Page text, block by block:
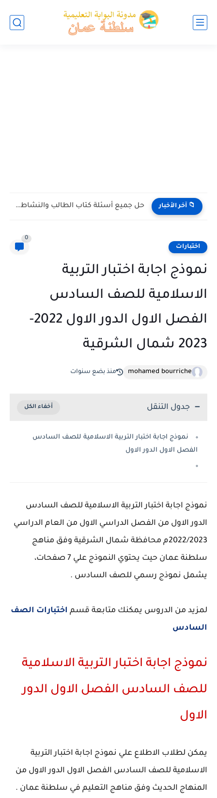
📁 آخر الأخبار حل جميع أسئلة كتاب الطالب والنشاط في الاحياء للصف العاشر...
اختبارات
0
نموذج اجابة اختبار التربية
الاسلامية للصف السادس
الفصل الاول الدور الاول 2022-
2023 شمال الشرقية
mohamed bourriche منذ بضع سنوات
جدول التنقل
نموذج اجابة اختبار التربية الاسلامية للصف السادس
الفصل الاول الدور الاول
نموذج اجابة اختبار التربية الاسلامية للصف السادس
الدور الاول من الفصل الدراسي الاول من العام الدراسي
2022/2023م محافظة شمال الشرقية وفق مناهج
سلطنة عمان حيت يحتوي النموذج علي 7 صفحات،
يشمل نموذج رسمي للصف السادس .
لمزيد من الدروس يمكنك متابعة قسم اختبارات الصف
السادس
نموذج اجابة اختبار التربية الاسلامية
للصف السادس الفصل الاول الدور
الاول
يمكن لطلاب الاطلاع علي نموذج اجابة اختبار التربية
الاسلامية للصف السادس الفصل الاول الدور الاول من
المنهاج الحديث وفق مناهج التعليم في سلطنة عمان .